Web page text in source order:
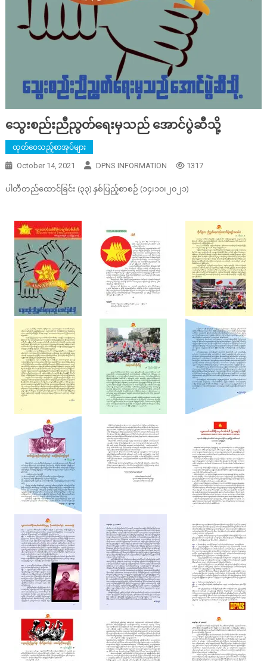
သွေးစည်းညီညွတ်ရေးမှသည် အောင်ပွဲဆီသို့
ထုတ်ဝေသည့်စာအုပ်များ
October 14, 2021 DPNS INFORMATION 1317
ပါတီတည်ထောင်ခြင်း (၃၃) နှစ်ပြည့်စာစဉ် (၁၄၊၁၀၊၂၀၂၁)